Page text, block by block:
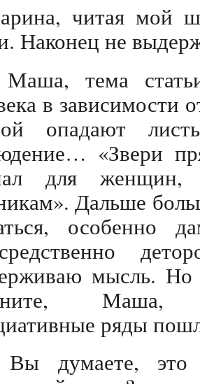
читая мой
Наконец не
тема
в зависимости
опадают
«Звери
для
Дальше
особенно
мысль. Но
Маша,
ряды
думаете,